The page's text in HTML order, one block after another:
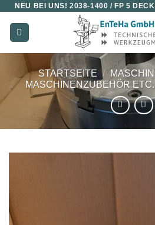
Zum
Inhalt
springen
NEU BEI UNS!2038-1400 / FP 5
STARTSEITE /
MASCHINENZUBEHÖR ETC.